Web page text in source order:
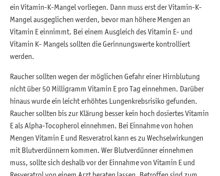
ein Vitamin-K-Mangel vorliegen. Dann muss erst der Vitamin-K-
Mangel ausgeglichen werden, bevor man höhere Mengen an
Vitamin E einnimmt. Bei einem Ausgleich des Vitamin E- und
Vitamin K- Mangels sollten die Gerinnungswerte kontrolliert
werden.
Raucher sollten wegen der möglichen Gefahr einer Hirnblutung
nicht über 50 Milligramm Vitamin E pro Tag einnehmen. Darüber
hinaus wurde ein leicht erhöhtes Lungenkrebsrisiko gefunden.
Raucher sollten bis zur Klärung besser kein hoch dosiertes Vitamin
E als Alpha-Tocopherol einnehmen. Bei Einnahme von hohen
Mengen Vitamin E und Resveratrol kann es zu Wechselwirkungen
mit Blutverdünnern kommen. Wer Blutverdünner einnehmen
muss, sollte sich deshalb vor der Einnahme von Vitamin E und